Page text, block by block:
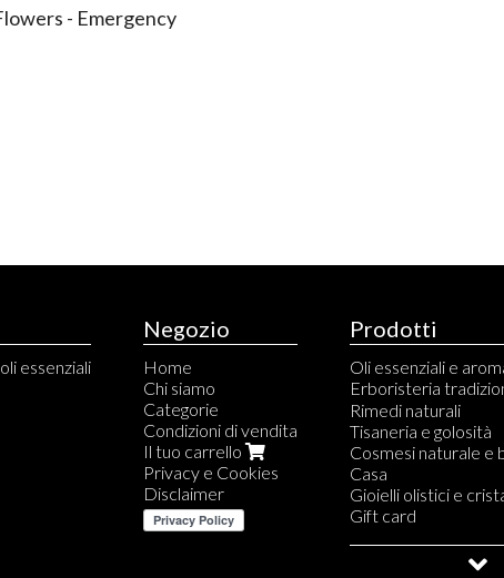
- Emergency
essenziali
Negozio
Home
Chi siamo
Categorie
Condizioni di vendita
Il tuo carrello
Privacy e Cookies
Disclaimer
Prodotti
Oli essenziali e
Erboristeria
Capsule e
Tinture madri
Gemmoderivati
Propoli, miele e
Aloe
Fiori di Bach e
Rimedi naturali
Tisaneria e golosità
Cosmesi naturale e
Casa
Gioielli olistici e
Gift card